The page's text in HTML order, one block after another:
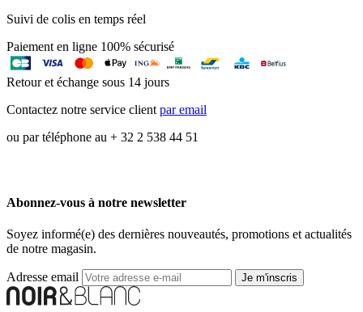
Suivi de colis en temps réel
Paiement en ligne 100% sécurisé
Retour et échange sous 14 jours
Contactez notre service clientpar email
ou par téléphone au + 32 2 538 44 51
Abonnez-vous à notre newsletter
Soyez informé(e) des dernières nouveautés, promotions et actualités
de notre magasin.
Adresse email Je m'inscris